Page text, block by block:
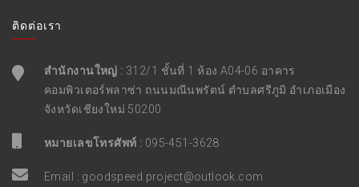
ติดต่อเรา
สำนักงานใหญ่ : 312/1 ชั้นที่ 1 ห้อง A04-06 อาคาร
คอมพิวเตอร์พลาซ่า ถนนมณีนพรัตน์ ตำบลศรีภูมิ อำเภอเมือง
จังหวัดเชียงใหม่ 50200
หมายเลขโทรศัพท์ : 095-451-3628
Email : goodspeed.project@outlook.com